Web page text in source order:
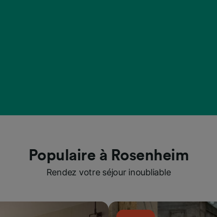
Populaire à Rosenheim
Rendez votre séjour inoubliable